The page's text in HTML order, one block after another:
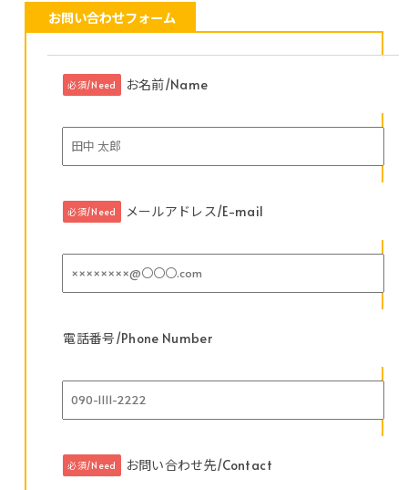
お問い合わせフォーム
必須/Need お名前/Name
必須/Need メールアドレス/E-mail
電話番号/Phone Number
必須/Need お問い合わせ先/Contact